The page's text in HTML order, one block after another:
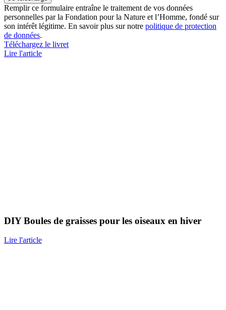
Remplir ce formulaire entraîne le traitement de vos données
personnelles par la Fondation pour la Nature et l’Homme, fondé sur
son intérêt légitime. En savoir plus sur notre politique de protection
de données.
Téléchargez le livret
Lire l'article
DIY Boules de graisses pour les oiseaux en hiver
Lire l'article